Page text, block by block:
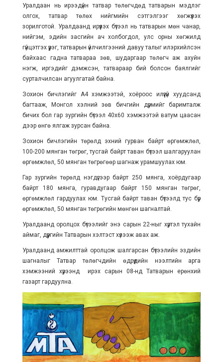
Уралдаан нь ирээдүйн татвар төлөгчдөд татварын мэдлэг
олгох, татвар төлөх нийгмийн сэтгэлгээг хөгжүүлэх
зорилготой. Уралдаанд ирүүлэх бүтээл нь татварын мөн чанар,
нийгэм, эдийн засгийн ач холбогдол, улс орны хөгжилд
гүйцэтгэх үүрэг, татварын үйлчилгээний давуу талыг илэрхийлсэн
байхаас гадна татвараа зөв, шударгаар төлөгч аж ахуйн
нэгж, иргэдийг дэмжсэн, татвараар бий болсон баялгийг
сурталчилсан агуулгатай байна.
Зохион бичлэгийг А4 хэмжээтэй, хоёроос илүүгүй хуудсанд
багтааж, Монгол хэлний зөв бичгийн дүрмийг баримталж
бичих бол гар зургийн бүтээл 40х60 хэмжээтэй ватум цаасан
дээр өнгө ялгаж зурсан байна.
Зохион бичлэгийн төрөлд эхний гурван байрт өргөмжлөл,
100-200 мянган төгрөг, тусгай байрт таван бүтээл шалгаруулан
өргөмжлөл, 50 мянган төгрөгөөр шагнаж урамшуулах юм.
Гар зургийн төрөлд нэгдүгээр байрт 250 мянга, хоёрдугаар
байрт 180 мянга, гуравдугаар байрт 150 мянган төгрөг,
өргөмжлөл гардуулах юм. Тусгай байрт таван бүтээлд тус бүр
өргөмжлөл, 50 мянган төгрөгийн мөнгөн шагналтай.
Уралдаанд оролцох бүтээлийг энэ сарын 22-ныг хүртэл тухайн
аймаг, дүүргийн Татварын хэлтэст хүлээж авах аж.
Уралдаанд амжилттай оролцож шалгарсан бүтээлийн эздийн
шагналыг Татвар төлөгчдийн өдрүүдийн нээлтийн арга
хэмжээний хүрээнд ирэх сарын 08-нд Татварын ерөнхий
газарт гардуулна.